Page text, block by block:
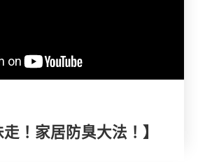
走！家居防臭大法！】